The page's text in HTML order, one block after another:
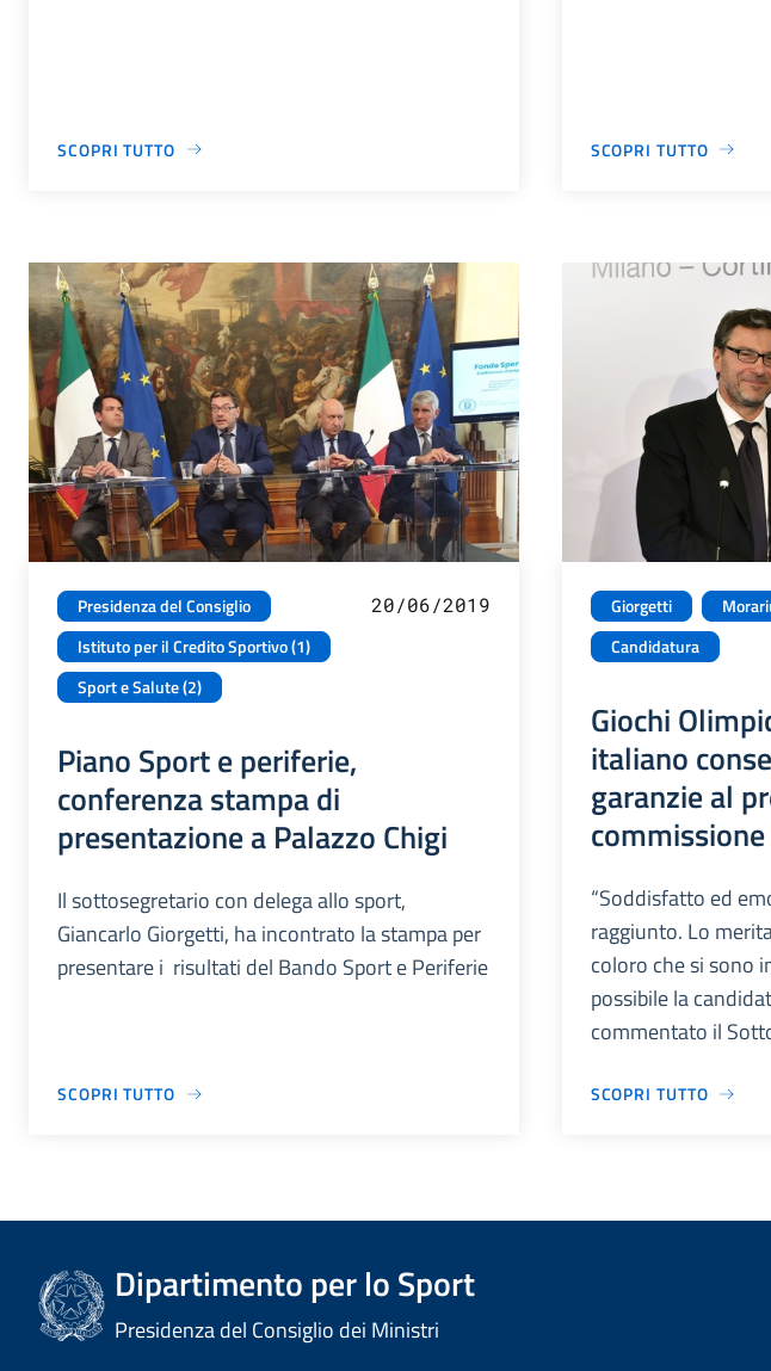
SCOPRI TUTTO SCOPRI TUTTO
Presidenza del Consiglio
Istituto per il Credito Sportivo (1)
Sport e Salute (2)
20/06/2019
Piano Sport e periferie,
conferenza stampa di
presentazione a Palazzo Chigi
Il sottosegretario con delega allo sport,
Giancarlo Giorgetti, ha incontrato la stampa per
presentare i risultati del Bando Sport e Periferie
SCOPRI TUTTO
Giorgetti
Candidatura
Giochi
italiano
garanzie al
commissione
“Soddisfatto ed
raggiunto. Lo
coloro che si sono
possibile la
commentato il
SCOPRI TUTTO
Dipartimento per lo Sport
Presidenza del Consiglio dei Ministri